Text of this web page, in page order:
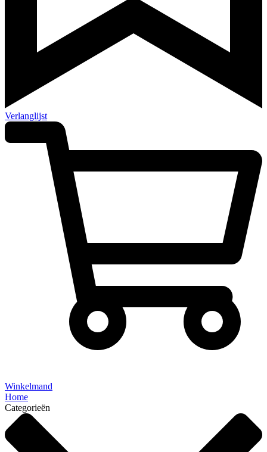
Verlanglijst
Winkelmand
Home
Categorieën